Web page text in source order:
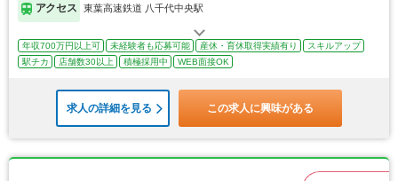
アクセス 東葉高速鉄道 八千代中央駅
年収700万円以上可 未経験者も応募可能 産休・育休取得実績有り
スキルアップ
駅チカ
店舗数30以上 積極採用中 WEB面接OK
求人の詳細を見る この求人に興味がある